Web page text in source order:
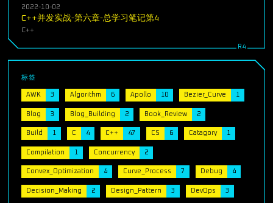
2022-10-02
C++并发实战-第六章-总学习笔记第4
C++
标签
AWK 3 Algorithm 6 Apollo 10 Bezier_Curve 1
Blog 3 Blog_Building 2 Book_Review 2
Build 1 C 4 C++ 47 CS 6 Catagory 1
Compilation Concurrency 2
Convex_Optimization 4 Curve_Process 7 Debug 4
Decision_Making 2 Design_Pattern 3 DevOps 3